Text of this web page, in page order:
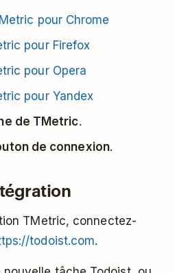
pour Chrome
pour Firefox
pour Opera
pour Yandex
de TMetric.
de connexion.
TMetric, connectez-
todoist.com.